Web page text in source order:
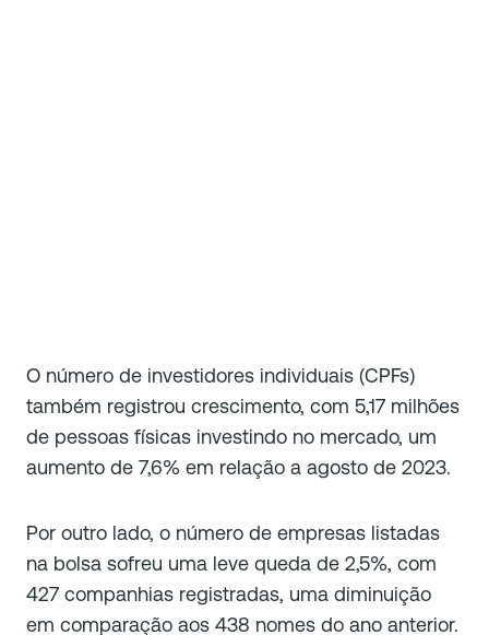
O número de investidores individuais (CPFs)
também registrou crescimento, com 5,17 milhões
de pessoas físicas investindo no mercado, um
aumento de 7,6% em relação a agosto de 2023.
Por outro lado, o número de empresas listadas
na bolsa sofreu uma leve queda de 2,5%, com
427 companhias registradas, uma diminuição
em comparação aos 438 nomes do ano anterior.